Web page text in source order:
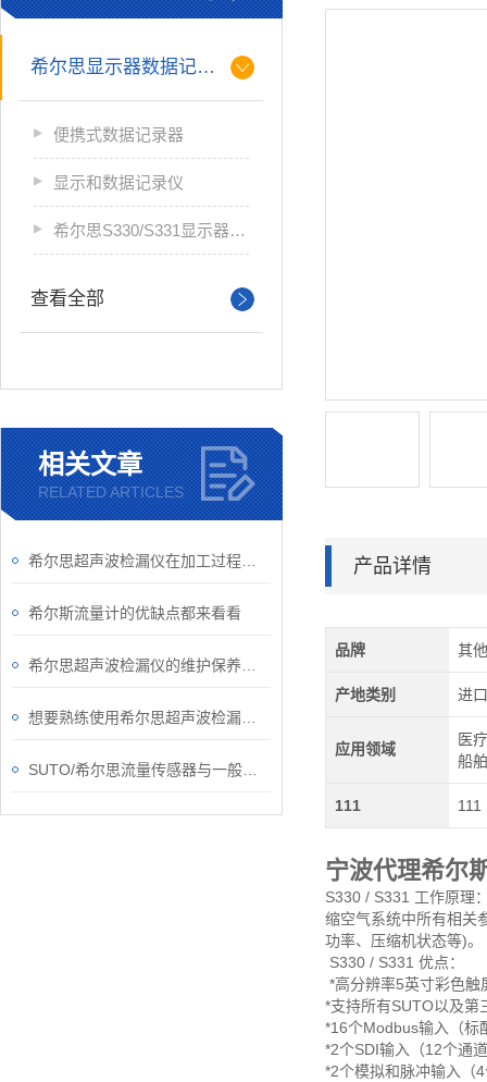
希尔思显示器数据记录仪
便携式数据记录器
显示和数据记录仪
希尔思S330/S331显示器数据记录仪
查看全部
相关文章
RELATED ARTICLES
希尔斯流量计的优缺点都来看看
产品详情
品牌 其
产地类别 进口
应用领域
医
船舶
111 111
宁波代理希尔
S330 / S331 工作原理
缩空气系统中所有相关
功率、压缩机状态等)。
S330 / S331 优点：
*高分辨率5英寸彩色触
*支持所有SUTO以及第
*16个Modbus输入（标
*2个SDI输入（12个通
*2个模拟和脉冲输入（